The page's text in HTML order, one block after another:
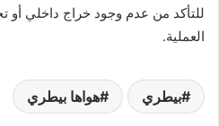
للتأكد من عدم وجود خراج داخلي
العملية.
بيطري هواها بيطري